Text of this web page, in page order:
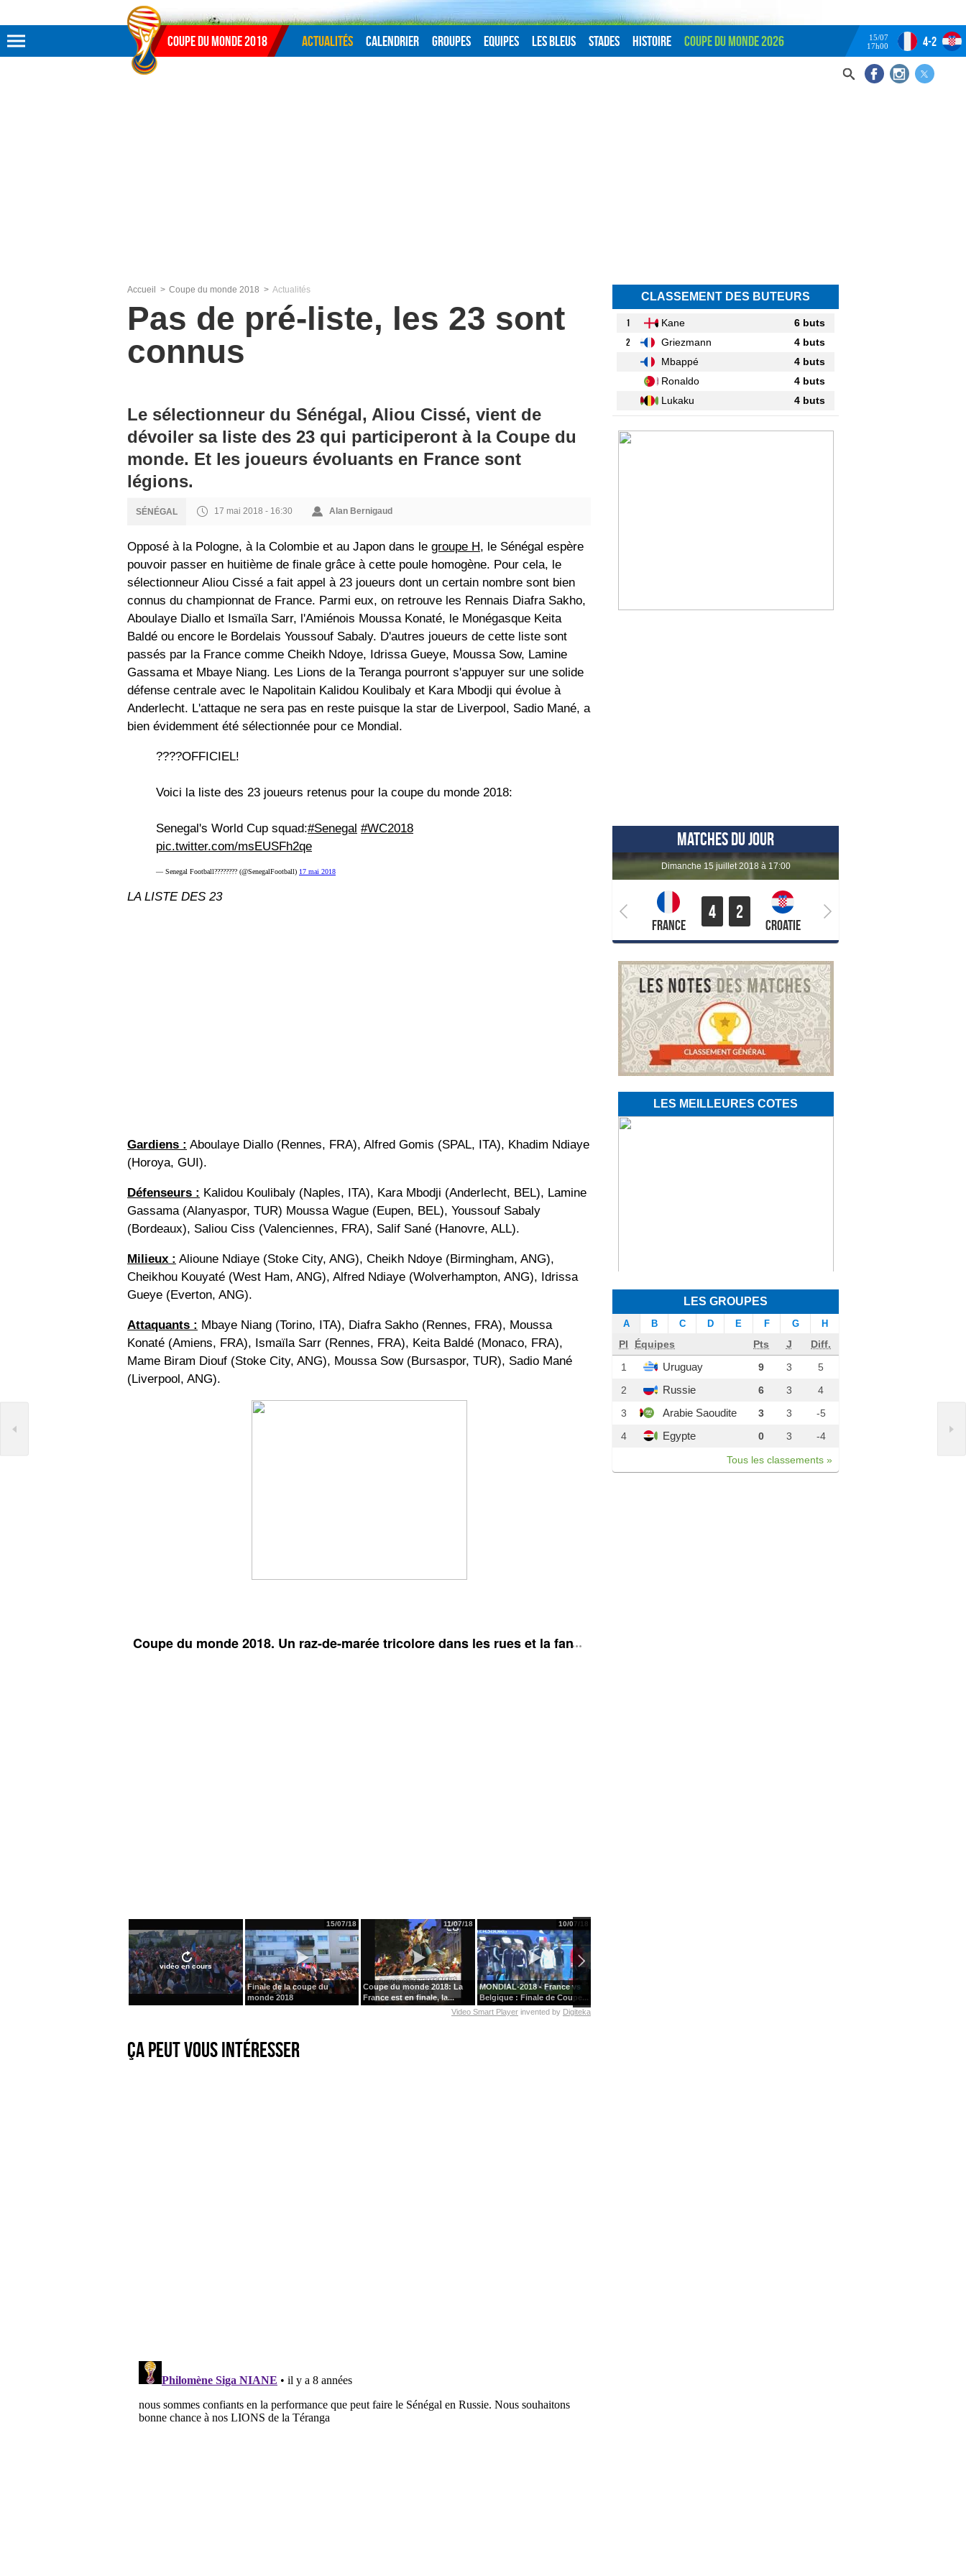
Aller au menu
Coupe du monde 2018 Actualités Calendrier Groupes Equipes Les Bleus Stades Histoire Coupe du monde 2026
15/07
17h00
4-2
Accueil Coupe du monde 2018 Actualités
Pas de pré-liste, les 23 sont
connus
Le sélectionneur du Sénégal, Aliou Cissé, vient de
dévoiler sa liste des 23 qui participeront à la Coupe du
monde. Et les joueurs évoluants en France sont
légions.
SÉNÉGAL 17 mai 2018 - 16:30 Alan Bernigaud
Opposé à la Pologne, à la Colombie et au Japon dans le groupe H, le Sénégal espère
pouvoir passer en huitième de finale grâce à cette poule homogène. Pour cela, le
sélectionneur Aliou Cissé a fait appel à 23 joueurs dont un certain nombre sont bien
connus du championnat de France. Parmi eux, on retrouve les Rennais Diafra Sakho,
Aboulaye Diallo et Ismaïla Sarr, l'Amiénois Moussa Konaté, le Monégasque Keita
Baldé ou encore le Bordelais Youssouf Sabaly. D'autres joueurs de cette liste sont
passés par la France comme Cheikh Ndoye, Idrissa Gueye, Moussa Sow, Lamine
Gassama et Mbaye Niang. Les Lions de la Teranga pourront s'appuyer sur une solide
défense centrale avec le Napolitain Kalidou Koulibaly et Kara Mbodji qui évolue à
Anderlecht. L'attaque ne sera pas en reste puisque la star de Liverpool, Sadio Mané, a
bien évidemment été sélectionnée pour ce Mondial.
????OFFICIEL!
Voici la liste des 23 joueurs retenus pour la coupe du monde 2018:
Senegal's World Cup squad:#Senegal #WC2018
pic.twitter.com/msEUSFh2qe
— Senegal Football???????? (@SenegalFootball) 17 mai 2018
LA LISTE DES 23
Gardiens : Aboulaye Diallo (Rennes, FRA), Alfred Gomis (SPAL, ITA), Khadim Ndiaye
(Horoya, GUI).
Défenseurs : Kalidou Koulibaly (Naples, ITA), Kara Mbodji (Anderlecht, BEL), Lamine
Gassama (Alanyaspor, TUR) Moussa Wague (Eupen, BEL), Youssouf Sabaly
(Bordeaux), Saliou Ciss (Valenciennes, FRA), Salif Sané (Hanovre, ALL).
Milieux : Alioune Ndiaye (Stoke City, ANG), Cheikh Ndoye (Birmingham, ANG),
Cheikhou Kouyaté (West Ham, ANG), Alfred Ndiaye (Wolverhampton, ANG), Idrissa
Gueye (Everton, ANG).
Attaquants : Mbaye Niang (Torino, ITA), Diafra Sakho (Rennes, FRA), Moussa
Konaté (Amiens, FRA), Ismaïla Sarr (Rennes, FRA), Keita Baldé (Monaco, FRA),
Mame Biram Diouf (Stoke City, ANG), Moussa Sow (Bursaspor, TUR), Sadio Mané
(Liverpool, ANG).
Coupe du monde 2018. Un raz-de-marée tricolore dans les rues et la fan zone
vidéo en cours
Finale de la coupe du
monde 2018
15/07/18
Coupe du monde 2018: La
France est en finale, la...
11/07/18
MONDIAL-2018 - France vs
Belgique : Finale de Coupe...
10/07/18
Video Smart Player invented by Digiteka
Ça peut vous intéresser
CLASSEMENT DES BUTEURS
1 Kane
6 buts
2
Griezmann
4 buts
Mbappé
4 buts
Ronaldo
4 buts
Lukaku
4 buts
MATCHES DU JOUR
dimanche 15 juillet 2018 à 17:00
France
4 2
Croatie
LES MEILLEURES COTES
LES GROUPES
A B C D E F G H
Pl Équipes Pts J
Diff.
1
Uruguay 9 3
5
2
Russie 6 3
4
3
Arabie Saoudite 3 3
-5
4
Egypte 0 3 -4
Tous les classements »